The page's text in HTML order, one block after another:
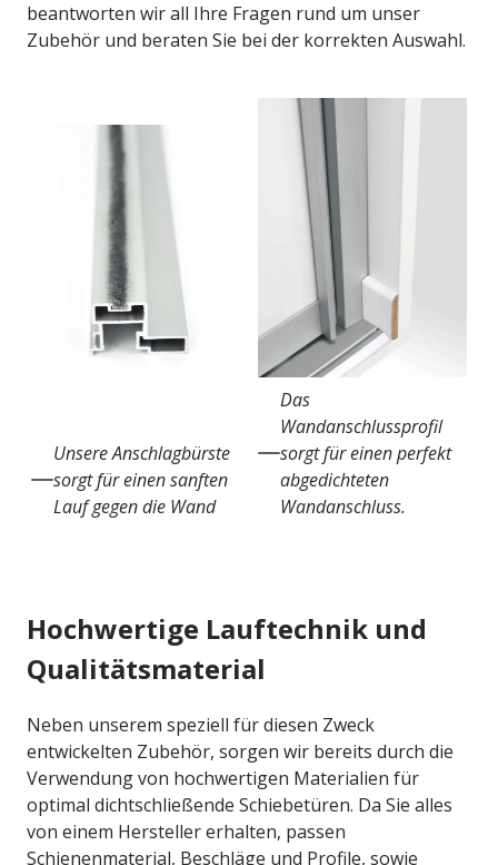
beantworten wir all Ihre Fragen rund um unser
Zubehör und beraten Sie bei der korrekten Auswahl.
Unsere Anschlagbürste
sorgt für einen sanften
Lauf gegen die Wand
Das
Wandanschlussprofil
sorgt für einen perfekt
abgedichteten
Wandanschluss.
Hochwertige Lauftechnik und
Qualitätsmaterial
Neben unserem speziell für diesen Zweck
entwickelten Zubehör, sorgen wir bereits durch die
Verwendung von hochwertigen Materialien für
optimal dichtschließende Schiebetüren. Da Sie alles
von einem Hersteller erhalten, passen
Schienenmaterial, Beschläge und Profile, sowie